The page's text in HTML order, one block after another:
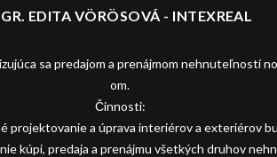
EDITA VÖRÖSOVÁ - INTEXREAL
sa predajom a prenájmom nehnuteľností
om.
Činnosti:
projektovanie a úprava interiérov a exteriérov
kúpi, predaja a prenájmu všetkých druhov